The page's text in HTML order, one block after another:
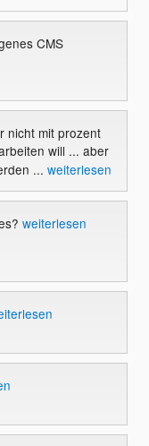
CMS
nicht mit prozent
will ... aber
... weiterlesen
weiterlesen